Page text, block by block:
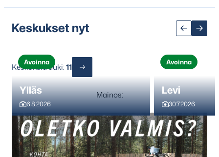
Keskukset nyt
Ylläs
6.8.2026
Avoinna
Levi
30.7.2026
Avoinna
Keskuksia auki:11
Mainos: